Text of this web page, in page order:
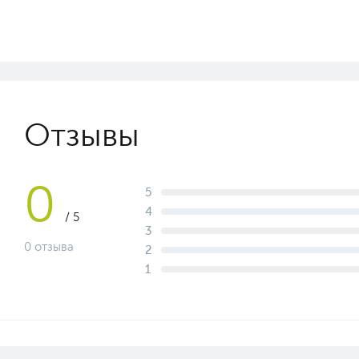
Отзывы
0 / 5
0 отзыва
5
4
3
2
1